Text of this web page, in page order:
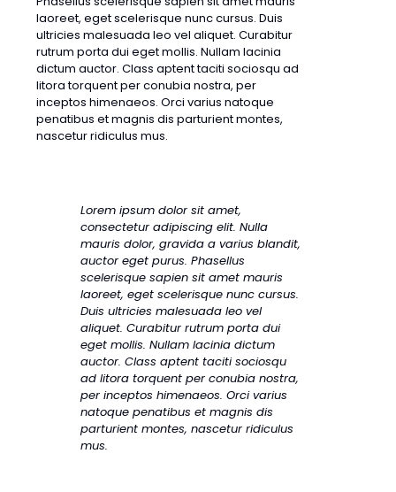
laoreet, eget scelerisque nunc cursus. Duis
ultricies malesuada leo vel aliquet. Curabitur
rutrum porta dui eget mollis. Nullam lacinia
dictum auctor. Class aptent taciti sociosqu ad
litora torquent per conubia nostra, per
inceptos himenaeos. Orci varius natoque
penatibus et magnis dis parturient montes,
nascetur ridiculus mus.
Lorem ipsum dolor sit amet,
consectetur adipiscing elit. Nulla
mauris dolor, gravida a varius blandit,
auctor eget purus. Phasellus
scelerisque sapien sit amet mauris
laoreet, eget scelerisque nunc cursus.
Duis ultricies malesuada leo vel
aliquet. Curabitur rutrum porta dui
eget mollis. Nullam lacinia dictum
auctor. Class aptent taciti sociosqu
ad litora torquent per conubia nostra,
per inceptos himenaeos. Orci varius
natoque penatibus et magnis dis
parturient montes, nascetur ridiculus
mus.